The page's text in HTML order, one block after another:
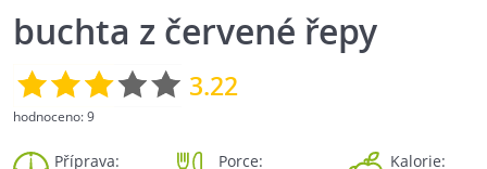
buchta z červené řepy
3.22
hodnoceno:9
Příprava:
Porce:
Kalorie: